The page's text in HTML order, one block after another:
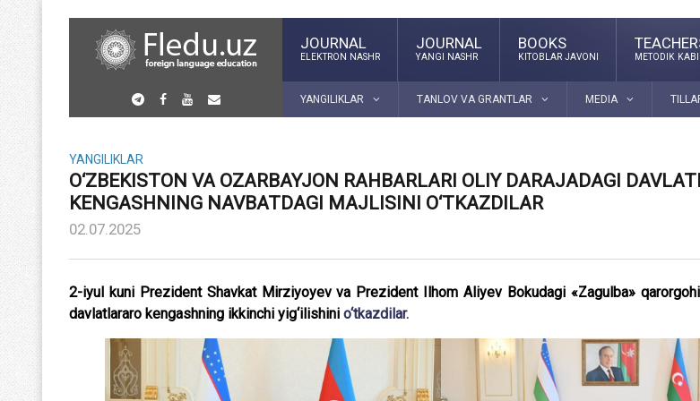
JOURNAL
ELEKTRON NASHR
JOURNAL
YANGI NASHR
BOOKS
KITOBLAR JAVONI METODIK
YANGILIKLAR TANLOV VA GRANTLAR MEDIA
YANGILIKLAR
O‘ZBEKISTON VA OZARBAYJON RAHBARLARI OLIY DARAJADAGI
KENGASHNING NAVBATDAGI MAJLISINI O‘TKAZDILAR
02.07.2025
2-iyul kuni Prezident Shavkat Mirziyoyev va Prezident Ilhom Aliyev Bokudagi «Zagulba»
davlatlararo kengashning ikkinchi yig‘ilishini o‘tkazdilar.